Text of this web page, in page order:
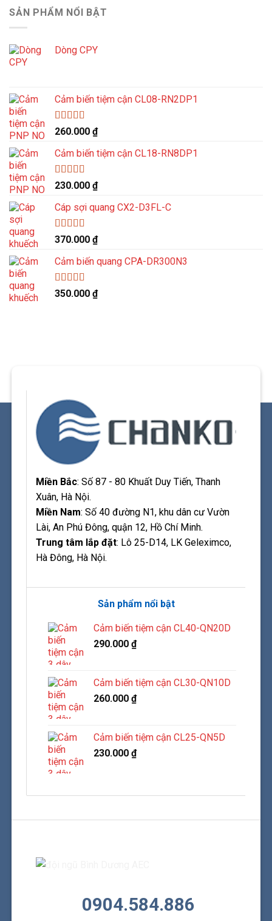
tức
SẢN PHẨM NỔI BẬT
Dòng CPY
Cảm biến tiệm cận CL08-RN2DP1
Được xếp
5
sao
260.000 ₫
Cảm biến tiệm cận CL18-RN8DP1
Được xếp
5
sao
230.000 ₫
Cáp sợi quang CX2-D3FL-C
Được xếp
5
sao
370.000 ₫
Cảm biến quang CPA-DR300N3
Được xếp
5
350.000 ₫
Miền Bắc: Số 87 - 80 Khuất Duy Tiến, Thanh
Xuân, Hà Nội.
Miền Nam: Số 40 đường N1, khu dân cư Vườn
Lài, An Phú Đông, quận 12, Hồ Chí Minh.
Trung tâm lắp đặt: Lô 25-D14, LK Geleximco,
Hà Đông, Hà Nội.
Sản phẩm nổi bật
Cảm biến tiệm cận CL40-QN20D
290.000₫
Cảm biến tiệm cận CL30-QN10D
260.000₫
Cảm biến tiệm cận CL25-QN5D
230.000₫
0904.584.886